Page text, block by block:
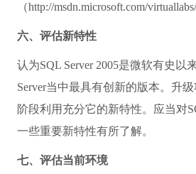
（http://msdn.microsoft.com/
六、评估新特性
认为SQL Server 2005是微软有史以
Server当中最具有创新的版本。升
阶段利用充分它的新特性。应当对
一些重要新特性有所了解。
七、评估当前环境